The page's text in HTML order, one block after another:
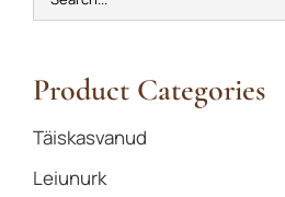
Product Categories
Täiskasvanud
Leiunurk